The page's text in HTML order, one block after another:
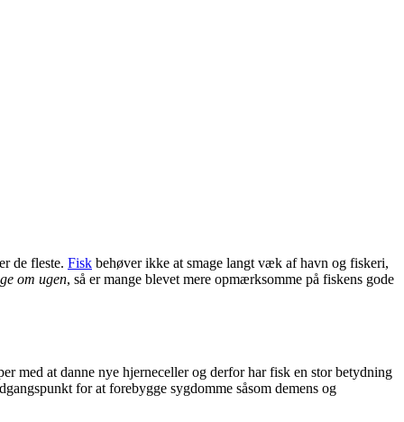
de fleste. Fisk behøver ikke at smage langt væk af havn og fiskeri,
om ugen, så er mange blevet mere opmærksomme på fiskens gode
med at danne nye hjerneceller og derfor har fisk en stor betydning
for at forebygge sygdomme såsom demens og